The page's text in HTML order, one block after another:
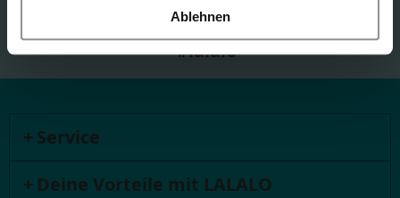
Ablehnen
#lalalo
Service
Deine Vorteile mit LALALO